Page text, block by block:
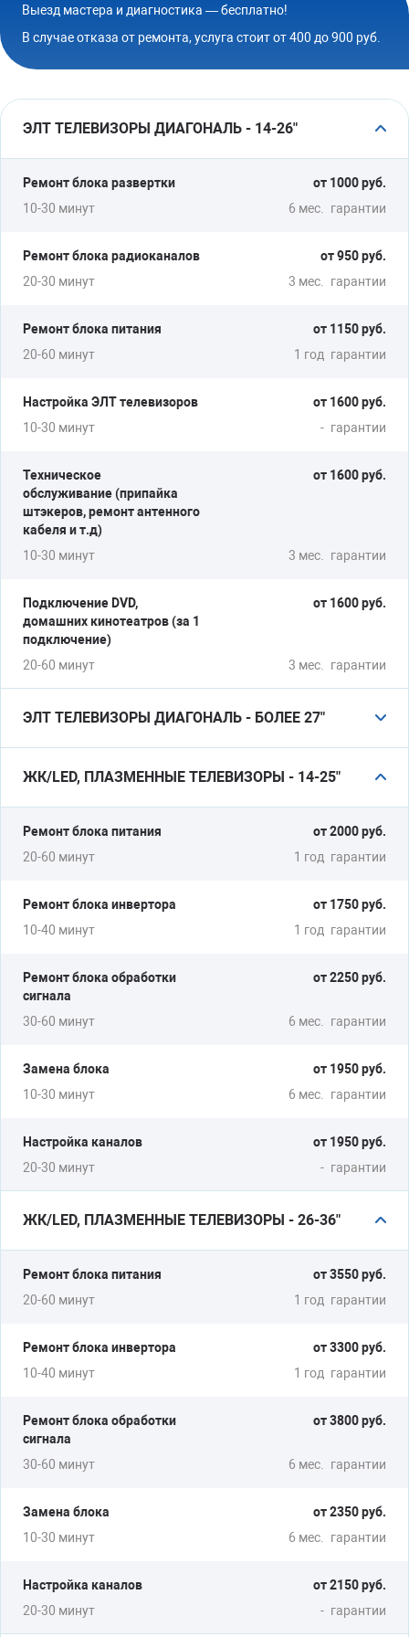
Выезд мастера и диагностика — бесплатно!
В случае отказа от ремонта, услуга стоит от 400 до 900 руб.
ЭЛТ ТЕЛЕВИЗОРЫ ДИАГОНАЛЬ - 14-26"
Ремонт блока развертки
от 1000 руб.
10-30 минут
6 мес. гарантии
Ремонт блока радиоканалов
от 950 руб.
20-30 минут
3 мес. гарантии
Ремонт блока питания
от 1150 руб.
20-60 минут
1 год гарантии
Настройка ЭЛТ телевизоров
от 1600 руб.
10-30 минут
- гарантии
Техническое
обслуживание (припайка
штэкеров, ремонт антенного
кабеля и т.д)
от 1600 руб.
10-30 минут 3 мес. гарантии
Подключение DVD,
домашних кинотеатров (за 1
подключение)
от 1600 руб.
20-60 минут 3 мес. гарантии
ЭЛТ ТЕЛЕВИЗОРЫ ДИАГОНАЛЬ - БОЛЕЕ 27"
Ремонт блока развертки
от 2450 руб.
от 2200 руб.
20-30 минут
гарантии
Ремонт блока питания
от 2550 руб.
20-60 минут
гарантии
Настройка ЭЛТ телевизоров
от 1600 руб.
10-30 минут
гарантии
Техническое
штэкеров, ремонт антенного
от 1600 руб.
10-30 минут 3 мес. гарантии
Подключение DVD,
подключение)
от 1600 руб.
20-60 минут 3 мес. гарантии
ЖК/LED, ПЛАЗМЕННЫЕ ТЕЛЕВИЗОРЫ - 14-25"
Ремонт блока питания
от 2000 руб.
20-60 минут
1 год гарантии
Ремонт блока инвертора
от 1750 руб.
10-40 минут
1 год гарантии
Ремонт блока обработки
сигнала
от 2250 руб.
30-60 минут 6 мес. гарантии
Замена блока
от 1950 руб.
10-30 минут
6 мес. гарантии
Настройка каналов
от 1950 руб.
20-30 минут
- гарантии
ЖК/LED, ПЛАЗМЕННЫЕ ТЕЛЕВИЗОРЫ - 26-36"
Ремонт блока питания
от 3550 руб.
20-60 минут
1 год гарантии
Ремонт блока инвертора
от 3300 руб.
10-40 минут
1 год гарантии
Ремонт блока обработки
сигнала
от 3800 руб.
30-60 минут 6 мес. гарантии
Замена блока
от 2350 руб.
10-30 минут
6 мес. гарантии
Настройка каналов
от 2150 руб.
20-30 минут
- гарантии